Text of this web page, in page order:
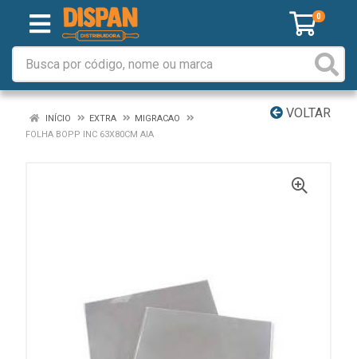
0
VOLTAR
INÍCIO EXTRA
MIGRACAO
FOLHA BOPP INC 63X80CM AIA